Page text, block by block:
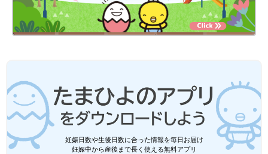
妊娠日数や生後日数に合った情報を毎日お届け
妊娠中から産後まで長く使える無料アプリ